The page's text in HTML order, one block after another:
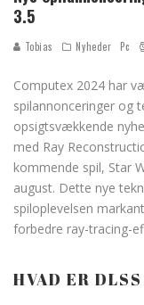
3.5
Tobias Nyheder Pc
Computex 2024 har
spilannonceringer og
opsigtsvækkende
med Ray
kommende spil, Star
august. Dette nye
spiloplevelsen
forbedre ray-tracing-
HVAD ER